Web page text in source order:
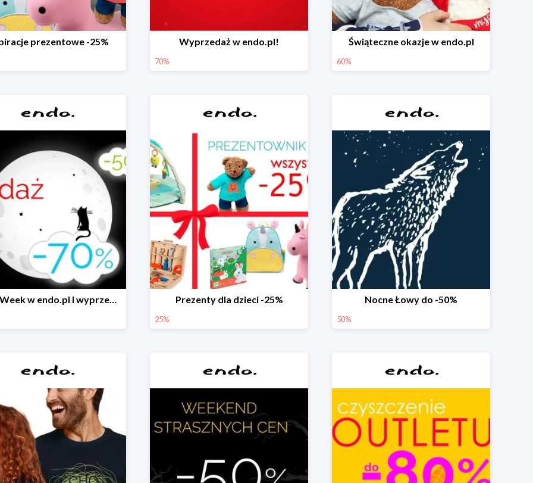
prezentowe -25% Wyprzedaż w endo.pl!
70%
Świąteczne okazje w endo.pl
60%
Black Week w endo.pl i wyprzedaże do -70& Prezenty dla dzieci -25%
25%
Nocne Łowy do -50%
50%